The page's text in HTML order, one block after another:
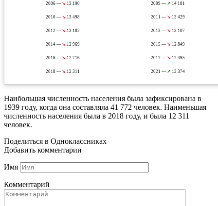
2006 — ↘ 13 100 2009 — ↗ 14 181
2010 — ↘ 13 498 2011 — ↘ 13 429
2012 — ↘ 13 182 2013 — ↘ 13 107
2014 — ↘ 12 969 2015 — ↘ 12 849
2016 — ↘ 12 716 2017 — ↘ 12 495
2018 — ↘ 12 311 2021 — ↗ 13 374
Наибольшая численность населения была зафиксирована в
1939 году, когда она составляла 41 772 человек. Наименьшая
численность населения была в 2018 году, и была 12 311
человек.
Поделиться в Одноклассниках
Добавить комментарии
Имя
Комментарий